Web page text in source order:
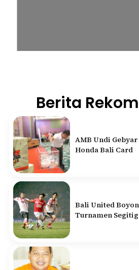
Berita
AMB Undi
Honda Bali Card
Bali United
Turnamen